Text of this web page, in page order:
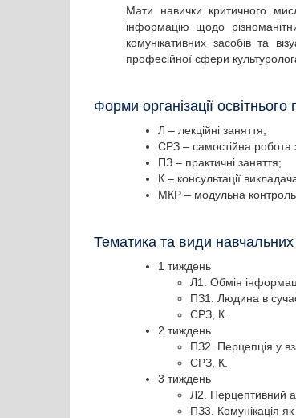
Мати навички критичного
інформацію щодо
комунікативних засобів та
професійної сфери
Форми організації
Л – лекційні заняття;
СРЗ – самостійна робота
ПЗ – практичні заняття;
К – консультації
МКР – модульна
Тематика та види навчальних
1 тиждень
Л1. Обмін
ПЗ1. Людина в
СРЗ, К.
2 тиждень
ПЗ2. Перцепція у
СРЗ, К.
3 тиждень
Л2. Перцептивний
ПЗ3. Комунікація